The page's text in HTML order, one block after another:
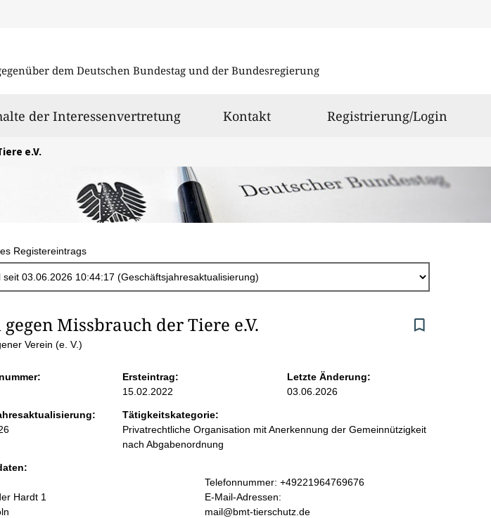
dem Deutschen Bundestag und der Bundesregierung
der Interessenvertretung Kontakt Registrierung/Login
e.V.
Registereintrags
Missbrauch der Tiere e.V.
Verein (e. V.)
Ersteintrag:
15.02.2022
Letzte Änderung:
03.06.2026
Tätigkeitskategorie:
Privatrechtliche Organisation mit Anerkennung der Gemeinnützigkeit
nach Abgabenordnung
Hardt 1
K
o
n
Telefonnummer: +49221964769676
E-Mail-Adressen:
mail@bmt-tierschutz.de